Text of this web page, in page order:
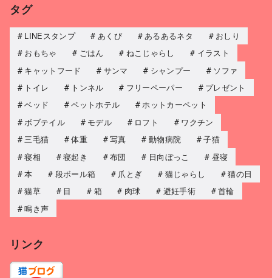
タグ
LINEスタンプ あくび あるあるネタ
おしり
おもちゃ
ごはん ねこじゃらし
イラスト
キャットフード
サンマ シャンプー
ソファ
トイレ
トンネル フリーペーパー
プレゼント
ベッド
ペットホテル
ホットカーペット
ボブテイル
モデル ロフト
ワクチン
三毛猫
体重 写真 動物病院
子猫
寝相
寝起き 布団 日向ぼっこ
昼寝
本
段ボール箱 爪とぎ 猫じゃらし
猫の日
猫草
目 箱 肉球 避妊手術
首輪
鳴き声
リンク